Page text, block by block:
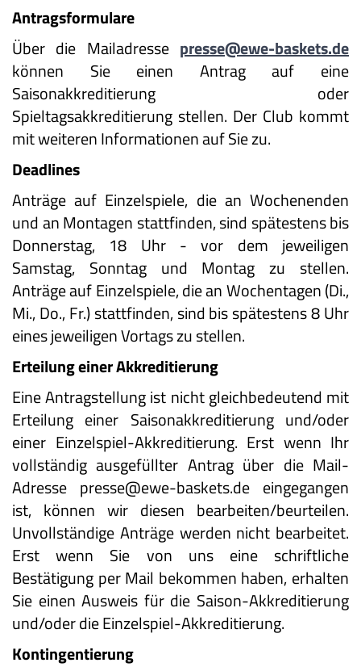
Antragsformulare
Über die Mailadresse presse@ewe-baskets.de
können Sie einen Antrag auf eine
Saisonakkreditierung oder
Spieltagsakkreditierung stellen. Der Club kommt
mit weiteren Informationen auf Sie zu.
Deadlines
Anträge auf Einzelspiele, die an Wochenenden
und an Montagen stattfinden, sind spätestens bis
Donnerstag, 18 Uhr - vor dem jeweiligen
Samstag, Sonntag und Montag zu stellen.
Anträge auf Einzelspiele, die an Wochentagen (Di.,
Mi., Do., Fr.) stattfinden, sind bis spätestens 8 Uhr
eines jeweiligen Vortags zu stellen.
Erteilung einer Akkreditierung
Eine Antragstellung ist nicht gleichbedeutend mit
Erteilung einer Saisonakkreditierung und/oder
einer Einzelspiel-Akkreditierung. Erst wenn Ihr
vollständig ausgefüllter Antrag über die Mail-
Adresse presse@ewe-baskets.de eingegangen
ist, können wir diesen bearbeiten/beurteilen.
Unvollständige Anträge werden nicht bearbeitet.
Erst wenn Sie von uns eine schriftliche
Bestätigung per Mail bekommen haben, erhalten
Sie einen Ausweis für die Saison-Akkreditierung
und/oder die Einzelspiel-Akkreditierung.
Kontingentierung